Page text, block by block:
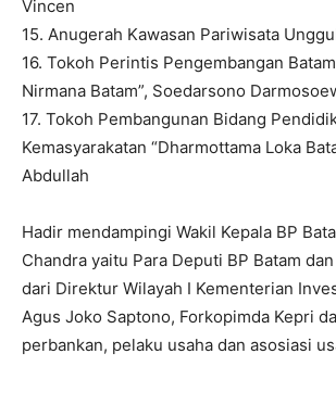
Vincen
15. Anugerah Kawasan Pariwisata
16. Tokoh Perintis Pengembangan
Nirmana Batam”, Soedarsono
17. Tokoh Pembangunan Bidang
Kemasyarakatan “Dharmottama Loka
Abdullah
Hadir mendampingi Wakil Kepala BP
Chandra yaitu Para Deputi BP Batam
dari Direktur Wilayah I Kementerian
Agus Joko Saptono, Forkopimda Kepri
perbankan, pelaku usaha dan asosiasi